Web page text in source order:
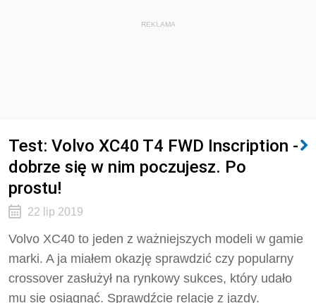
REKLAMA
Test: Volvo XC40 T4 FWD Inscription -
dobrze się w nim poczujesz. Po
prostu!
22 lip 2019
Volvo XC40 to jeden z ważniejszych modeli w gamie
marki. A ja miałem okazję sprawdzić czy popularny
crossover zasłużył na rynkowy sukces, który udało
mu się osiągnąć. Sprawdźcie relację z jazdy.